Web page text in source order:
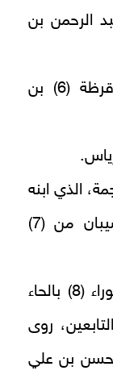
الرحمن بن
وأبو حمزة طلحة بن يزيد مولى قرظة (6) بن
الذي ابنه
يحيى بن أبي عمرو السيباني. وشيبان من (7)
وأبو الجوزاء بالجيم والزاي، وأبو الحوراء (8) بالحاء
روى
بن علي